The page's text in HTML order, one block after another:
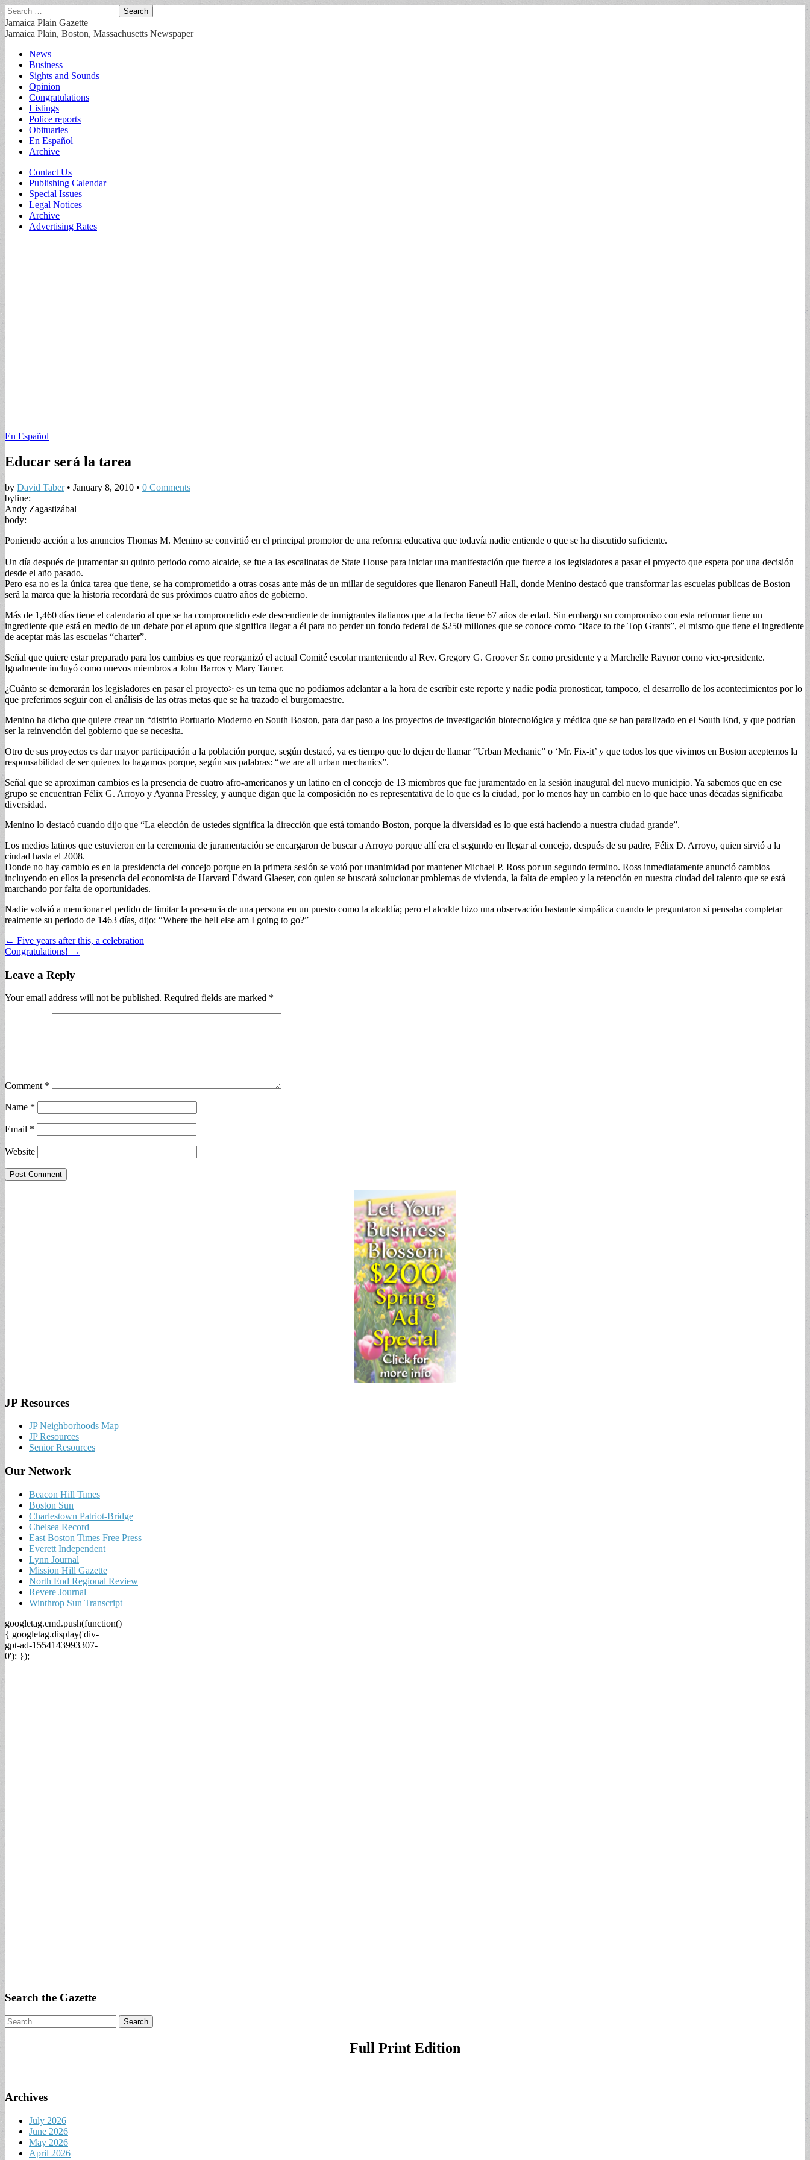
Search
for:
Jamaica Plain Gazette
Jamaica Plain, Boston, Massachusetts Newspaper
Main
menu
Skip
content
News
Business
Sights and Sounds
Opinion
Congratulations
Listings
Police reports
Obituaries
En Español
Archive
Sub
menu
Contact Us
Publishing Calendar
Special Issues
Legal Notices
Archive
Advertising Rates
En Español
Educar será la tarea
by David Taber• January 8, 2010 • 0 Comments
byline:
Andy Zagastizábal
body:
Poniendo acción a los anuncios Thomas M. Menino se convirtió en el principal promotor de una reforma educativa que todavía nadie entiende o que se ha discutido suficiente.
Un día después de juramentar su quinto periodo como alcalde, se fue a las escalinatas de State House para iniciar una manifestación que fuerce a los legisladores a pasar el proyecto que espera por una decisión
desde el año pasado.
Pero esa no es la única tarea que tiene, se ha comprometido a otras cosas ante más de un millar de seguidores que llenaron Faneuil Hall, donde Menino destacó que transformar las escuelas publicas de Boston
será la marca que la historia recordará de sus próximos cuatro años de gobierno.
Más de 1,460 días tiene el calendario al que se ha comprometido este descendiente de inmigrantes italianos que a la fecha tiene 67 años de edad. Sin embargo su compromiso con esta reformar tiene un
ingrediente que está en medio de un debate por el apuro que significa llegar a él para no perder un fondo federal de $250 millones que se conoce como “Race to the Top Grants”, el mismo que tiene el ingrediente
de aceptar más las escuelas “charter”.
Señal que quiere estar preparado para los cambios es que reorganizó el actual Comité escolar manteniendo al Rev. Gregory G. Groover Sr. como presidente y a Marchelle Raynor como vice-presidente.
Igualmente incluyó como nuevos miembros a John Barros y Mary Tamer.
¿Cuánto se demorarán los legisladores en pasar el proyecto> es un tema que no podíamos adelantar a la hora de escribir este reporte y nadie podía pronosticar, tampoco, el desarrollo de los acontecimientos por lo
que preferimos seguir con el análisis de las otras metas que se ha trazado el burgomaestre.
Menino ha dicho que quiere crear un “distrito Portuario Moderno en South Boston, para dar paso a los proyectos de investigación biotecnológica y médica que se han paralizado en el South End, y que podrían
ser la reinvención del gobierno que se necesita.
Otro de sus proyectos es dar mayor participación a la población porque, según destacó, ya es tiempo que lo dejen de llamar “Urban Mechanic” o ‘Mr. Fix-it’ y que todos los que vivimos en Boston aceptemos la
responsabilidad de ser quienes lo hagamos porque, según sus palabras: “we are all urban mechanics”.
Señal que se aproximan cambios es la presencia de cuatro afro-americanos y un latino en el concejo de 13 miembros que fue juramentado en la sesión inaugural del nuevo municipio. Ya sabemos que en ese
grupo se encuentran Félix G. Arroyo y Ayanna Pressley, y aunque digan que la composición no es representativa de lo que es la ciudad, por lo menos hay un cambio en lo que hace unas décadas significaba
diversidad.
Menino lo destacó cuando dijo que “La elección de ustedes significa la dirección que está tomando Boston, porque la diversidad es lo que está haciendo a nuestra ciudad grande”.
Los medios latinos que estuvieron en la ceremonia de juramentación se encargaron de buscar a Arroyo porque allí era el segundo en llegar al concejo, después de su padre, Félix D. Arroyo, quien sirvió a la
ciudad hasta el 2008.
Donde no hay cambio es en la presidencia del concejo porque en la primera sesión se votó por unanimidad por mantener Michael P. Ross por un segundo termino. Ross inmediatamente anunció cambios
incluyendo en ellos la presencia del economista de Harvard Edward Glaeser, con quien se buscará solucionar problemas de vivienda, la falta de empleo y la retención en nuestra ciudad del talento que se está
marchando por falta de oportunidades.
Nadie volvió a mencionar el pedido de limitar la presencia de una persona en un puesto como la alcaldía; pero el alcalde hizo una observación bastante simpática cuando le preguntaron si pensaba completar
realmente su periodo de 1463 días, dijo: “Where the hell else am I going to go?”
Post
navigation
← Five years after this, a celebration
Congratulations! →
Leave a Reply
Your email address will not be published. Required fields are marked *
Comment *
Name *
Email *
Website
JP Resources
JP Neighborhoods Map
JP Resources
Senior Resources
Our Network
Beacon Hill Times
Boston Sun
Charlestown Patriot-Bridge
Chelsea Record
East Boston Times Free Press
Everett Independent
Lynn Journal
Mission Hill Gazette
North End Regional Review
Revere Journal
Winthrop Sun Transcript
googletag.cmd.push(function()
{ googletag.display('div-
gpt-ad-1554143993307-
0'); });
Search the Gazette
Search
for:
Full Print Edition
Archives
July 2026
June 2026
May 2026
April 2026